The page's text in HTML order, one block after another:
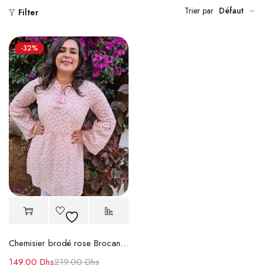
Filter Trier par Défaut
-32%
Chemisier brodé rose Brocand – Élégance et Détails raffinés
219.00Dhs
149.00 Dhs